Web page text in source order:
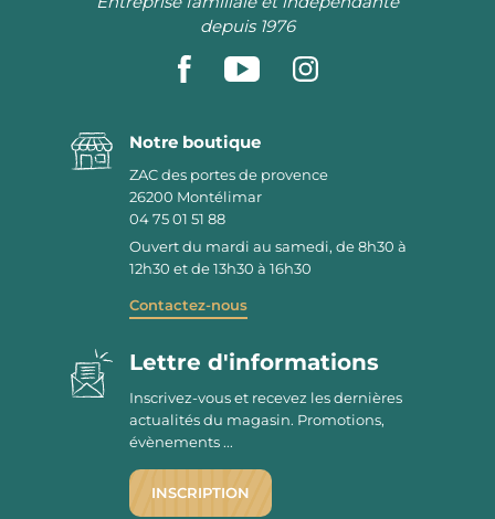
depuis 1976
Notre boutique
ZAC des portes de provence
26200 Montélimar
04 75 01 51 88
Ouvert du mardi au samedi, de 8h30 à
12h30 et de 13h30 à 16h30
Contactez-nous
Lettre d'informations
Inscrivez-vous et recevez les dernières
actualités du magasin. Promotions,
évènements ...
INSCRIPTION